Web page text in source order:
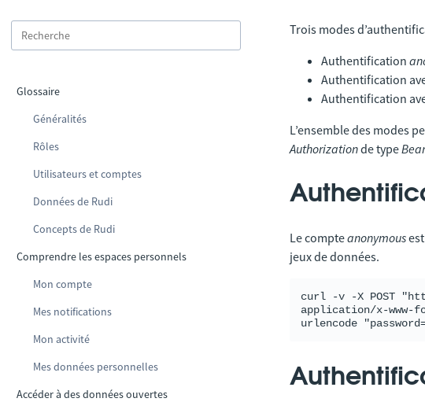
Glossaire
Généralités
Rôles
Utilisateurs et comptes
Données de Rudi
Concepts de Rudi
Comprendre les espaces personnels
Mon compte
Mes notifications
Mon activité
Mes données personnelles
Accéder à des données ouvertes
Trois modes
Authentification
Authentification
Authentification
L’ensemble des modes
Authorizationde type
Le compteanonymous
jeux de données.
curl -v -X POST
application/x-www-